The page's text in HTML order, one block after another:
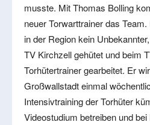
musste. Mit Thomas Bolling
neuer Torwarttrainer das
in der Region kein
TV Kirchzell gehütet und beim
Torhütertrainer gearbeitet. Er
Großwallstadt einmal
Intensivtraining der Torhüter
Videostudium betreiben und